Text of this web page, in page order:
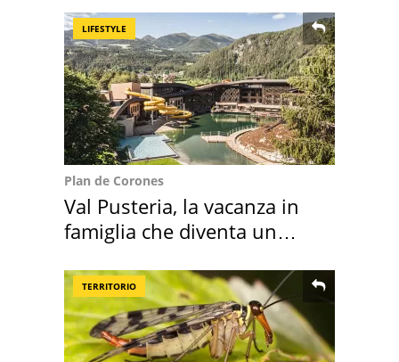
LIFESTYLE
Plan de Corones
Val Pusteria, la vacanza in
famiglia che diventa un
TERRITORIO